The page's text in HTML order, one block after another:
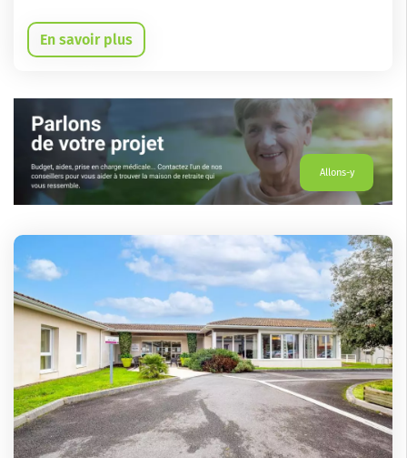
En savoir plus
Allons-y